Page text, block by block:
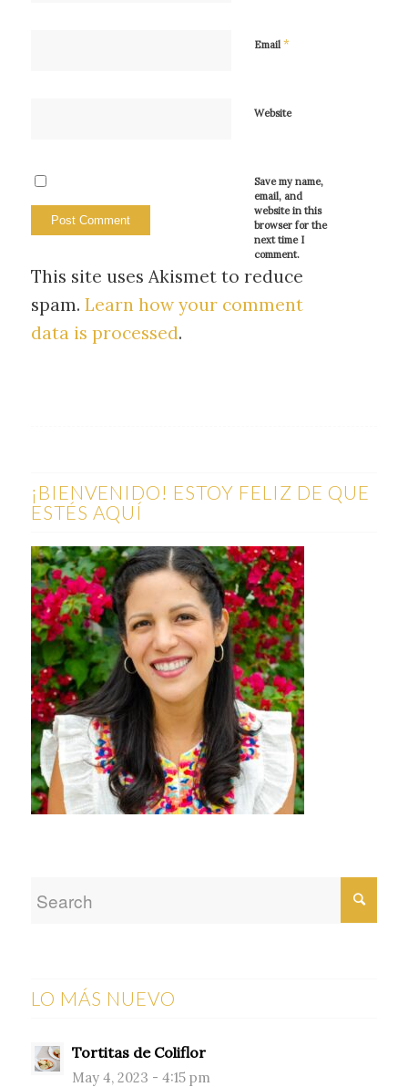
Email *
Website
Save my name,
email, and
website in this
browser for the
next time I
comment.
This site uses Akismet to reduce
spam. Learn how your comment
data is processed.
¡BIENVENIDO! ESTOY FELIZ DE QUE
ESTÉS AQUÍ
LO MÁS NUEVO
Tortitas de Coliflor
May 4, 2023 - 4:15 pm